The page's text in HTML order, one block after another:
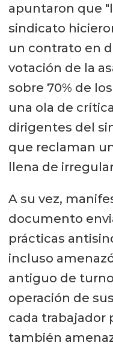
apuntaron que
sindicato
un contrato en
votación de la
sobre 70% de
una ola de
dirigentes del
que reclaman
llena de
A su vez,
documento
prácticas
incluso
antiguo de
operación de
cada trabajador
también